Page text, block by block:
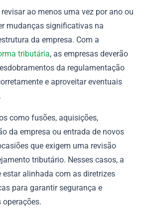
ao menos uma vez por ano ou
mudanças significativas na
da empresa. Com a
tributária, as empresas deverão
da regulamentação
e aproveitar eventuais
como fusões, aquisições,
da empresa ou entrada de novos
que exigem uma revisão
tributário. Nesses casos, a
estar alinhada com as diretrizes
para garantir segurança e